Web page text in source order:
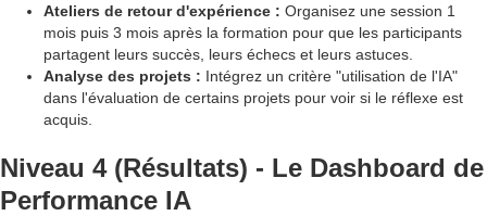
Ateliers de retour d'expérience : Organisez une session 1
mois puis 3 mois après la formation pour que les participants
partagent leurs succès, leurs échecs et leurs astuces.
Analyse des projets : Intégrez un critère "utilisation de l'IA"
dans l'évaluation de certains projets pour voir si le réflexe est
acquis.
Niveau 4 (Résultats) - Le Dashboard de
Performance IA